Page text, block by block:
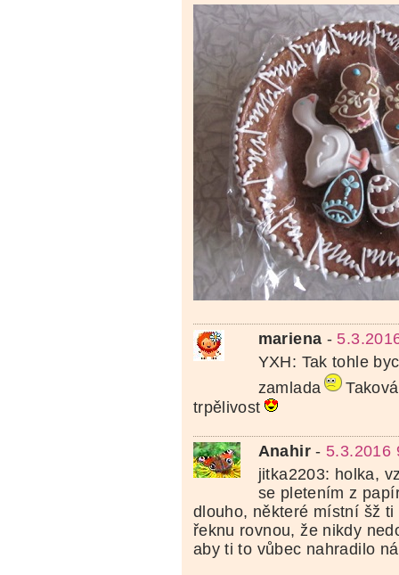
mariena -
YXH: Tak tohle
zamlada
trpělivost
Anahir- 5.3.2016
jitka2203: holka,
se pletením z
dlouho, některé místní šž
řeknu rovnou, že nikdy
aby ti to vůbec nahradilo